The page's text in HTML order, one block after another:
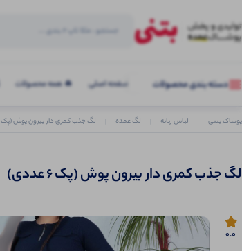
دسته بندی محصولات صفحه اصلی 🔥 همه محصولات
پوشاک بتنی لباس زنانه لگ عمده لگ جذب کمری دار بیرون پوش (پک 6 عددی)
لگ جذب کمری دار بیرون پوش (پک 6 عددی)
0.0